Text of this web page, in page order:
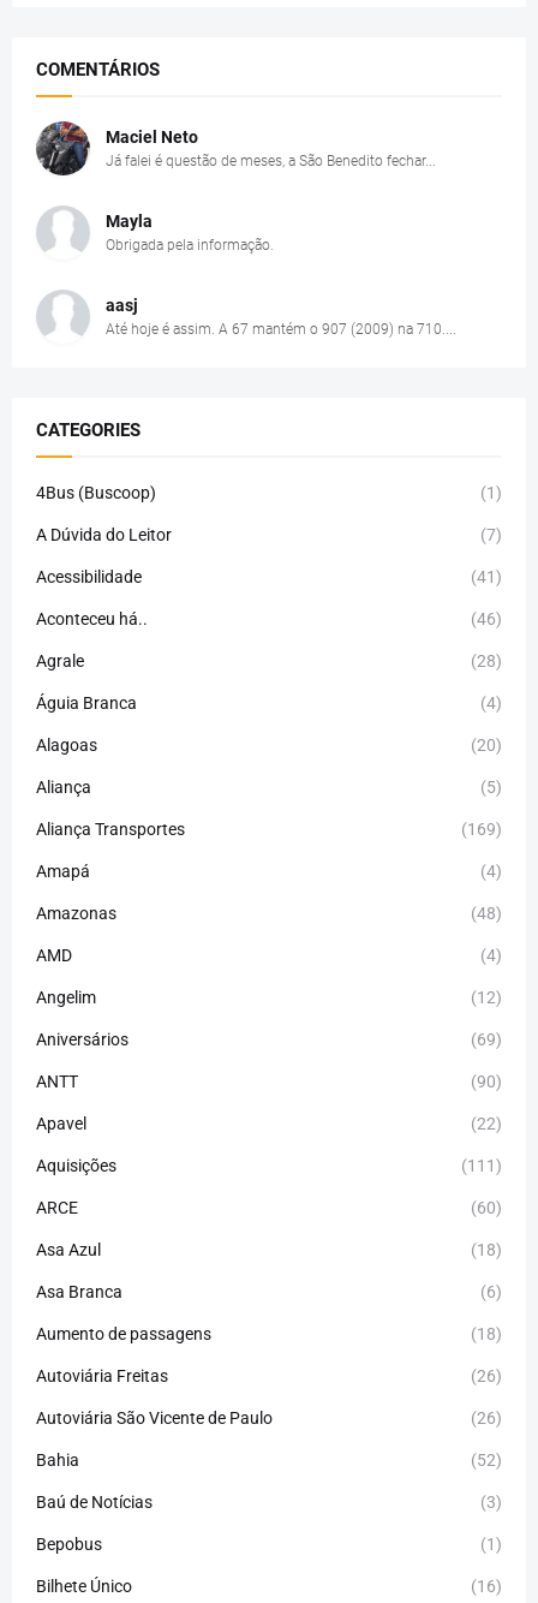
COMENTÁRIOS
Maciel Neto
Já falei é questão de meses, a São Benedito fechar...
Mayla
Obrigada pela informação.
aasj
Até hoje é assim. A 67 mantém o 907 (2009) na 710....
CATEGORIES
4Bus (Buscoop) (1)
A Dúvida do Leitor (7)
Acessibilidade (41)
Aconteceu há.. (46)
Agrale (28)
Águia Branca (4)
Alagoas (20)
Aliança (5)
Aliança Transportes (169)
Amapá (4)
Amazonas (48)
AMD (4)
Angelim (12)
Aniversários (69)
ANTT (90)
Apavel (22)
Aquisições (111)
ARCE (60)
Asa Azul (18)
Asa Branca (6)
Aumento de passagens (18)
Autoviária Freitas (26)
Autoviária São Vicente de Paulo (26)
Bahia (52)
Baú de Notícias (3)
Bepobus (1)
Bilhete Único (16)